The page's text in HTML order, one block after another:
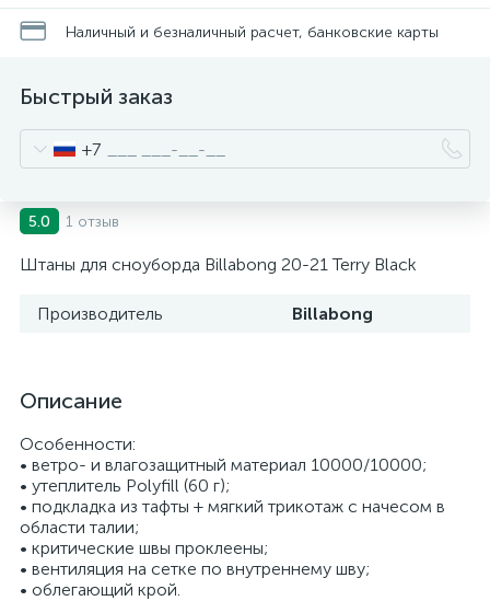
Наличный и безналичный расчет, банковские карты
Быстрый заказ
+7
5.0 1 отзыв
Штаны для сноуборда Billabong 20-21 Terry Black
Производитель Billabong
Описание
Особенности:
• ветро- и влагозащитный материал 10000/10000;
• утеплитель Polyfill (60 г);
• подкладка из тафты + мягкий трикотаж с начесом в
области талии;
• критические швы проклеены;
• вентиляция на сетке по внутреннему шву;
• облегающий крой.